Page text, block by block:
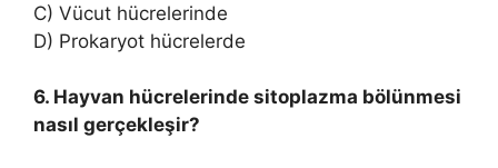
C) Vücut hücrelerinde
D) Prokaryot hücrelerde
6. Hayvan hücrelerinde sitoplazma bölünmesi
nasıl gerçekleşir?